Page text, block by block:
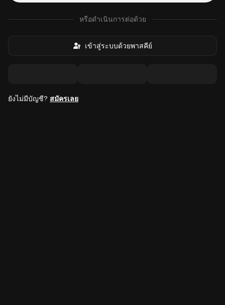
หรือดำเนินการต่อด้วย
เข้าสู่ระบบด้วยพาสคีย์
ยังไม่มีบัญชี? สมัครเลย